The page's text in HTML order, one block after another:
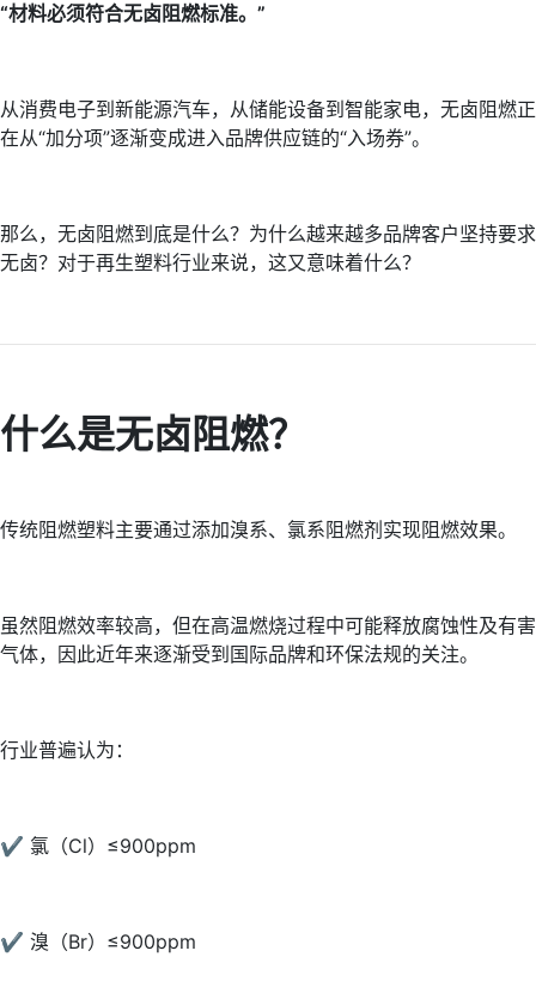
“材料必须符合无卤阻燃标准。”
从消费电子到新能源汽车，从储能设备到智能家电，无卤阻燃正
在从“加分项”逐渐变成进入品牌供应链的“入场券”。
那么，无卤阻燃到底是什么？为什么越来越多品牌客户坚持要求
无卤？对于再生塑料行业来说，这又意味着什么？
什么是无卤阻燃？
传统阻燃塑料主要通过添加溴系、氯系阻燃剂实现阻燃效果。
虽然阻燃效率较高，但在高温燃烧过程中可能释放腐蚀性及有害
气体，因此近年来逐渐受到国际品牌和环保法规的关注。
行业普遍认为：
✔ 氯（Cl）≤900ppm
✔ 溴（Br）≤900ppm